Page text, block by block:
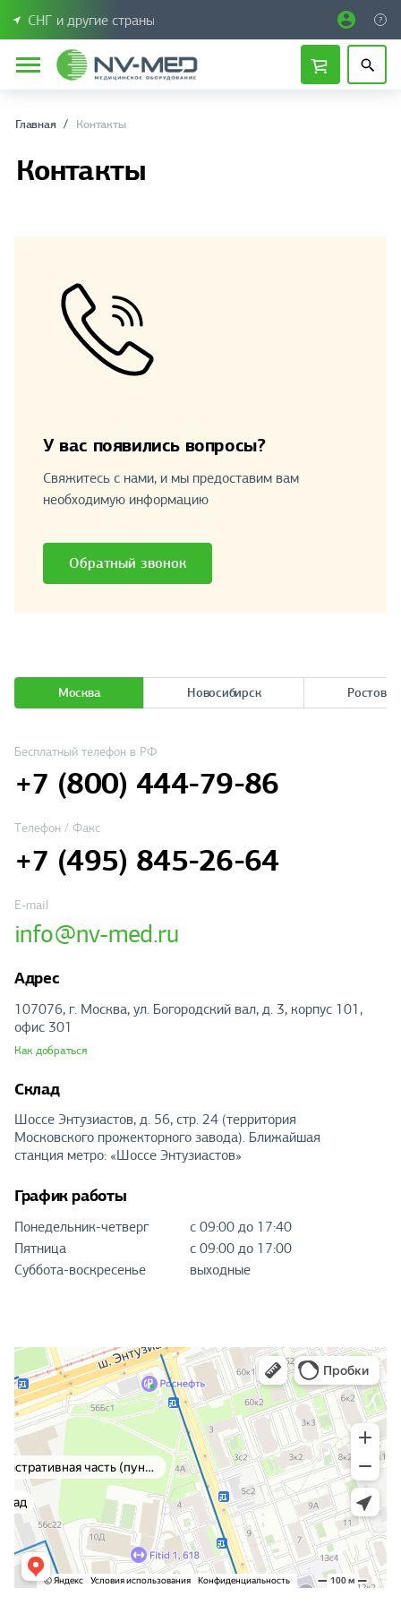
СНГ и другие страны
Главная Контакты
Контакты
Москва Новосибирск Ростов-
Бесплатный телефон в РФ
+7 (800) 444-79-86
Телефон / Факс
+7 (495) 845-26-64
E-mail
info@nv-med.ru
Адрес
107076, г. Москва, ул. Богородский вал, д. 3, корпус 101,
офис 301
Как добраться
Склад
Шоссе Энтузиастов, д. 56, стр. 24 (территория
Московского прожекторного завода). Ближайшая
станция метро: «Шоссе Энтузиастов»
График работы
Понедельник-четверг
с 09:00 до 17:40
Пятница
с 09:00 до 17:00
Суббота-воскресенье
выходные
У вас появились вопросы?
Свяжитесь с нами, и мы предоставим вам
необходимую информацию
Обратный звонок